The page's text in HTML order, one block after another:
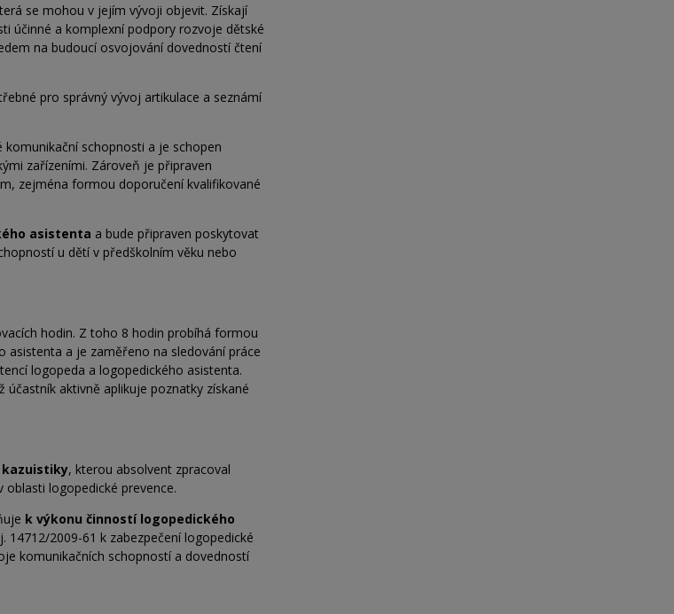
se mohou v jejím vývoji objevit. Získají
účinné a komplexní podpory rozvoje dětské
na budoucí osvojování dovedností čtení
pro správný vývoj artikulace a seznámí
schopnosti a je schopen
zařízeními. Zároveň je připraven
zejména formou doporučení kvalifikované
asistenta a bude připraven poskytovat
u dětí v předškolním věku nebo
hodin. Z toho 8 hodin probíhá formou
asistenta a je zaměřeno na sledování práce
logopeda a logopedického asistenta.
aktivně aplikuje poznatky získané
kazuistiky, kterou absolvent zpracoval
oblasti logopedické prevence.
k výkonu činností logopedického
14712/2009-61 k zabezpečení logopedické
komunikačních schopností a dovedností